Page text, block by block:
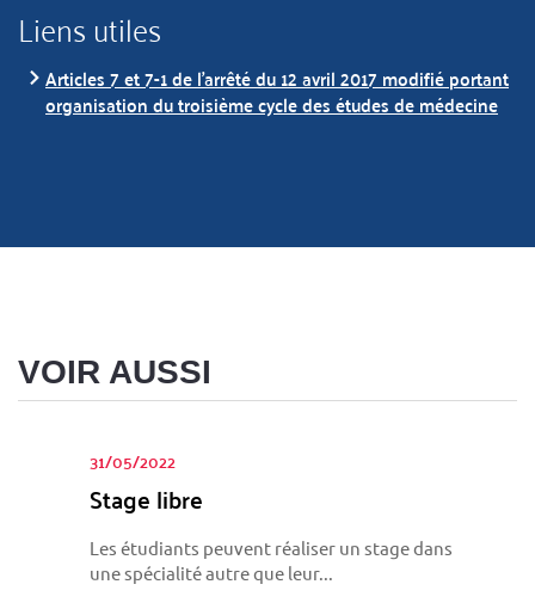
Liens utiles
Articles 7 et 7-1 de l’arrêté du 12 avril 2017 modifié portant
organisation du troisième cycle des études de médecine
VOIR AUSSI
31/05/2022
Stage libre
Les étudiants peuvent réaliser un stage dans
une spécialité autre que leur...